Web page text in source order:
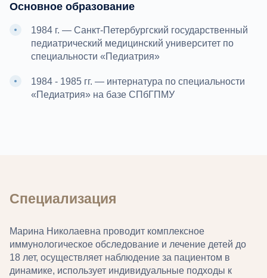
Основное образование
1984 г. — Санкт-Петербургский государственный
педиатрический медицинский университет по
специальности «Педиатрия»
1984 - 1985 гг. — интернатура по специальности
«Педиатрия» на базе СПбГПМУ
Специализация
Марина Николаевна проводит комплексное
иммунологическое обследование и лечение детей до
18 лет, осуществляет наблюдение за пациентом в
динамике, использует индивидуальные подходы к